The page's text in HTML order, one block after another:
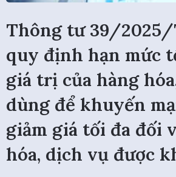
Thông tư 39/2025/
quy định hạn mức
giá trị của hàng
dùng để khuyến
giảm giá tối đa đối
hóa, dịch vụ được